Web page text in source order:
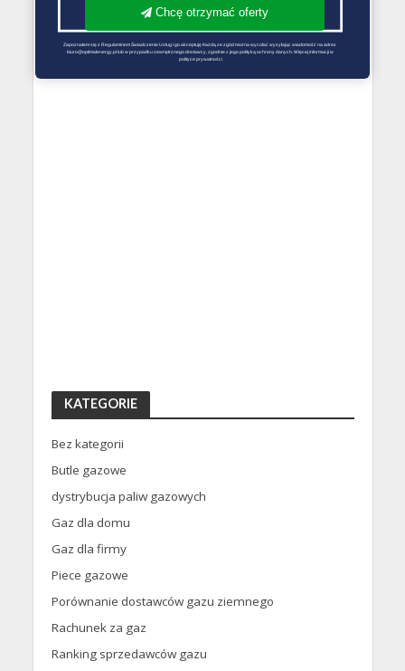
KATEGORIE
Bez kategorii
Butle gazowe
dystrybucja paliw gazowych
Gaz dla domu
Gaz dla firmy
Piece gazowe
Porównanie dostawców gazu ziemnego
Rachunek za gaz
Ranking sprzedawców gazu
Chcę otrzymać oferty
Zapoznałem się z Regulaminem Świadczenie Usług i go akceptuję Każdą ze zgód można wycofać wysyłając wiadomość na adres
biuro@optimalenergy.pl lub w przypadku zewnętrznego dostawcy, zgodnie z jego polityką ochrony danych. Więcej informacji w
polityce prywatności